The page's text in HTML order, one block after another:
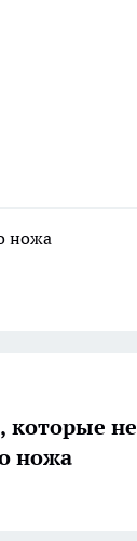
ножа
которые не
ножа